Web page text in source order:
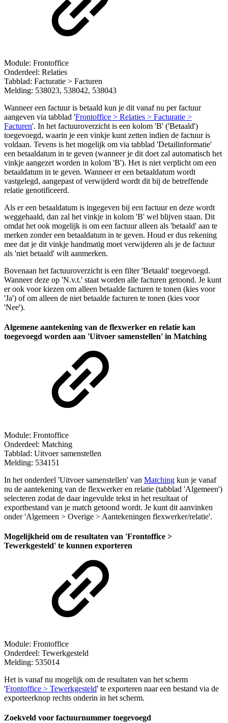
Module: Frontoffice
Onderdeel: Relaties
Tabblad: Facturatie > Facturen
Melding: 538023, 538042, 538043
Wanneer een factuur is betaald kun je dit vanaf nu per factuur
aangeven via tabblad 'Frontoffice > Relaties > Facturatie >
Facturen'. In het factuuroverzicht is een kolom 'B' ('Betaald')
toegevoegd, waarin je een vinkje kunt zetten indien de factuur is
voldaan. Tevens is het mogelijk om via tabblad 'Detailinformatie'
een betaaldatum in te geven (wanneer je dit doet zal automatisch het
vinkje aangezet worden in kolom 'B'). Het is niet verplicht om een
betaaldatum in te geven. Wanneer er een betaaldatum wordt
vastgelegd, aangepast of verwijderd wordt dit bij de betreffende
relatie genotificeerd.
Als er een betaaldatum is ingegeven bij een factuur en deze wordt
weggehaald, dan zal het vinkje in kolom 'B' wel blijven staan. Dit
omdat het ook mogelijk is om een factuur alleen als 'betaald' aan te
merken zonder een betaaldatum in te geven. Houd er dus rekening
mee dat je dit vinkje handmatig moet verwijderen als je de factuur
als 'niet betaald' wilt aanmerken.
Bovenaan het factuuroverzicht is een filter 'Betaald' toegevoegd.
Wanneer deze op 'N.v.t.' staat worden alle facturen getoond. Je kunt
er ook voor kiezen om alleen betaalde facturen te tonen (kies voor
'Ja') of om alleen de niet betaalde facturen te tonen (kies voor
'Nee').
Algemene aantekening van de flexwerker en relatie kan
toegevoegd worden aan 'Uitvoer samenstellen' in Matching
Module: Frontoffice
Onderdeel: Matching
Tabblad: Uitvoer samenstellen
Melding: 534151
In het onderdeel 'Uitvoer samenstellen' van Matching kun je vanaf
nu de aantekening van de flexwerker en relatie (tabblad 'Algemeen')
selecteren zodat de daar ingevulde tekst in het resultaat of
exportbestand van je match getoond wordt. Je kunt dit aanvinken
onder 'Algemeen > Overige > Aantekeningen flexwerker/relatie'.
Mogelijkheid om de resultaten van 'Frontoffice >
Tewerkgesteld' te kunnen exporteren
Module: Frontoffice
Onderdeel: Tewerkgesteld
Melding: 535014
Het is vanaf nu mogelijk om de resultaten van het scherm
'Frontoffice > Tewerkgesteld' te exporteren naar een bestand via de
exporteerknop rechts onderin in het scherm.
Zoekveld voor factuurnummer toegevoegd